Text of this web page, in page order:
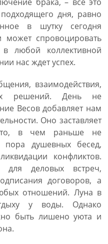
дня, равно
в шутку сегодня
может спровоцировать
любой коллективной
нас ждет успех.
взаимодействия,
решений. День не
Весов добавляет нам
Оно заставляет
то, в чем раньше не
пора душевных бесед,
конфликтов.
для деловых встреч,
договоров, а
отношений. Луна в
у воды. Однако
быть лишено уюта и